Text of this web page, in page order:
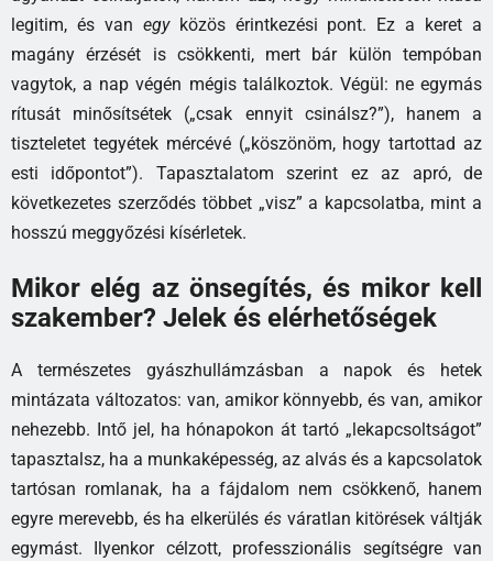
legitim, és van egyközös érintkezési pont. Ez a keret a
magány érzését is csökkenti, mert bár külön tempóban
vagytok, a nap végén mégis találkoztok. Végül: ne egymás
rítusát minősítsétek („csak ennyit csinálsz?”), hanem a
tiszteletet tegyétek mércévé („köszönöm, hogy tartottad az
esti időpontot”). Tapasztalatom szerint ez az apró, de
következetes szerződés többet „visz” a kapcsolatba, mint a
hosszú meggyőzési kísérletek.
Mikor elég az önsegítés, és mikor kell
szakember? Jelek és elérhetőségek
A természetes gyászhullámzásban a napok és hetek
mintázata változatos: van, amikor könnyebb, és van, amikor
nehezebb. Intő jel, ha hónapokon át tartó „lekapcsoltságot”
tapasztalsz, ha a munkaképesség, az alvás és a kapcsolatok
tartósan romlanak, ha a fájdalom nem csökkenő, hanem
egyre merevebb, és ha elkerülés ésváratlan kitörések váltják
egymást. Ilyenkor célzott, professzionális segítségre van